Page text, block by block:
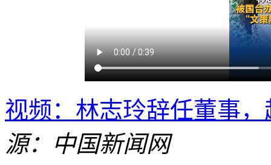
视频：林志玲辞任董事，
源：中国新闻网